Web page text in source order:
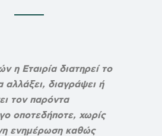
η Εταιρία διατηρεί το
αλλάξει, διαγράψει ή
τον παρόντα
οποτεδήποτε, χωρίς
ενημέρωση καθώς